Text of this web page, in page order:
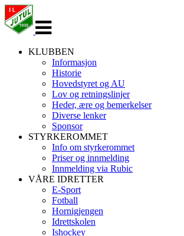
navigasjon
KLUBBEN
Informasjon
Historie
Hovedstyret og AU
Lov og retningslinjer
Heder, ære og bemerkelser
Diverse lenker
Sponsor
STYRKEROMMET
Info om styrkerommet
Priser og innmelding
Innmelding via Rubic
VÅRE IDRETTER
E-Sport
Fotball
Hornigjengen
Idrettskolen
Ishockey